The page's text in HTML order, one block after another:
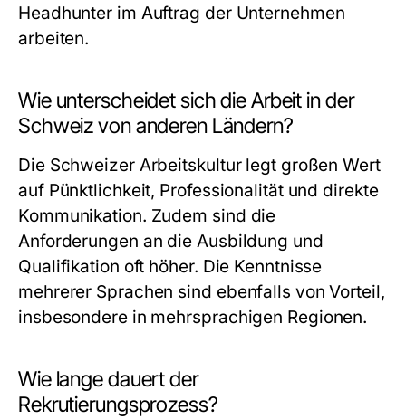
Headhunter im Auftrag der Unternehmen
arbeiten.
Wie unterscheidet sich die Arbeit in der
Schweiz von anderen Ländern?
Die Schweizer Arbeitskultur legt großen Wert
auf Pünktlichkeit, Professionalität und direkte
Kommunikation. Zudem sind die
Anforderungen an die Ausbildung und
Qualifikation oft höher. Die Kenntnisse
mehrerer Sprachen sind ebenfalls von Vorteil,
insbesondere in mehrsprachigen Regionen.
Wie lange dauert der
Rekrutierungsprozess?